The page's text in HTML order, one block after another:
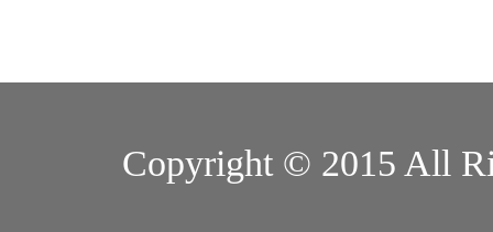
Copyright © 2015 All